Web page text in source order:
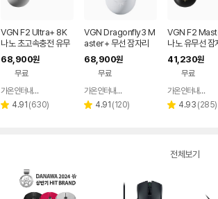
VGN F2 Ultra+ 8K
나노 초고속충전 유무
선 잠자리 게이밍 마우
스 화이트
68,900원
무료
페이
가온인터내셔날
별 4.91 리
(630)
VGN Dragonfly3 M
aster+ 무선 잠자리
게이밍 마우스+젠더
화이트
68,900원
무료
페이
가온인터내셔날
별 4.91 리
(120)
VGN F2
나노 유무선 잠
이밍 마우스+
프 블랙
41,230원
무료
가온인터내셔날
별 4.93 리
(285)
전체보기